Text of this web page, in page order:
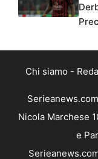
Chi siamo -
Nicola Marchese
e